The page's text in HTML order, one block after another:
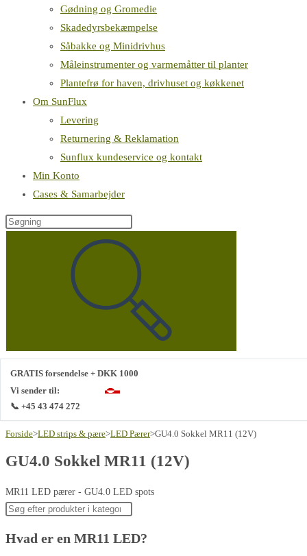
Gødning og Gromedie
Skadedyrsbekæmpelse
Såbakke og Minidrivhus
Måleinstrumenter og varmemåtter til planter
Plantefrø for haven, drivhuset og køkkenet
Om SunFlux
Levering
Returnering & Reklamation
Sunflux kundeservice og kontakt
Min Konto
Cases & Samarbejder
Søg
GRATIS forsendelse + DKK 1000
Vi sender til:
📞 +45 43 474 272
Forside>LED strips & pære>LED Pærer>GU4.0 Sokkel MR11 (12V)
GU4.0 Sokkel MR11 (12V)
MR11 LED pærer - GU4.0 LED spots
Hvad er en MR11 LED?